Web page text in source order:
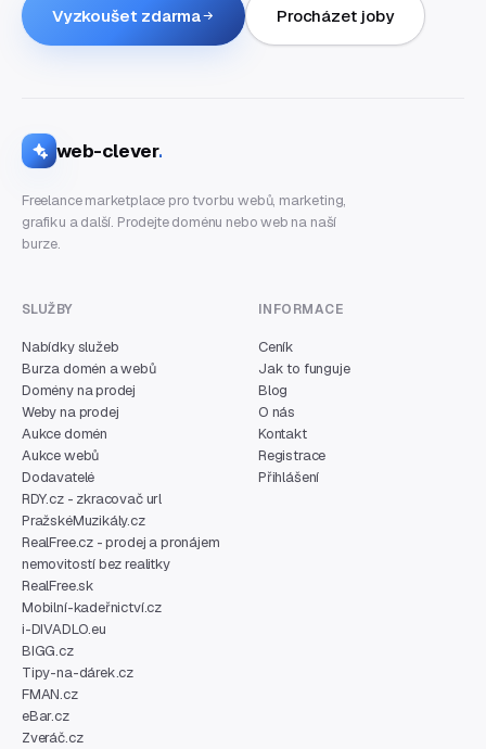
Vyzkoušet zdarma Procházet joby
web-clever.
Freelance marketplace pro tvorbu webů, marketing,
grafiku a další. Prodejte doménu nebo web na naší
burze.
SLUŽBY
Nabídky služeb
Burza domén a webů
Domény na prodej
Weby na prodej
Aukce domén
Aukce webů
Dodavatelé
RDY.cz - zkracovač url
PražskéMuzikály.cz
RealFree.cz - prodej a pronájem
nemovitostí bez realitky
RealFree.sk
Mobilní-kadeřnictví.cz
i-DIVADLO.eu
BIGG.cz
Tipy-na-dárek.cz
FMAN.cz
eBar.cz
Zveráč.cz
INFORMACE
Ceník
Jak to funguje
Blog
O nás
Kontakt
Registrace
Přihlášení